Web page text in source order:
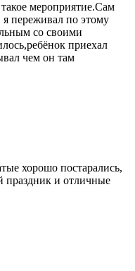
мероприятие.Сам
переживал по этому
со своими
приехал
чем он там
хорошо постарались,
праздник и отличные